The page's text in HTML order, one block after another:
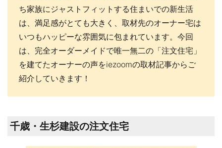
ち家族にジャストフィットする住まいでの新生活
は、満足感がとても大きく、取材先のオーナー宅は
いつもハッピーな雰囲気に包まれています。今回
は、完全オーダーメイドで唯一無二の「注文住宅」
を建てたオーナーの声をiezoomの取材記事からご
紹介していきます！
千歳・生杉建設の注文住宅